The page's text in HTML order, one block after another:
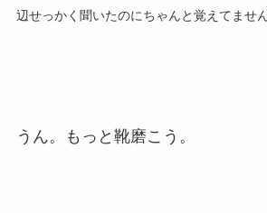
辺せっかく聞いたのにちゃんと覚えてません
うん。もっと靴磨こう。